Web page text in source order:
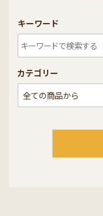
キーワード
カテゴリー